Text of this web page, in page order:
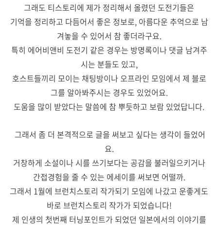
그래도 티스토리에 제가 정리해서 올렸던 도전기들은
기억을 정리하고 다듬어서 좋은 정보로, 아름다운 추억으로 남
겨놓을 수 있어서 참 좋더라구요.
특히 에어비앤비 도전기 같은 경우는 방명록이나 댓글 남겨주
시는 분들도 있고,
호스트들끼리 모이는 채팅방이나 오프라인 모임에서 제 블로
그를 알아봐주시는 경우도 있었어요.
도움을 많이 받았다는 말씀에 참 뿌듯하고 보람 있었답니다.
그래서 좀 더 본격적으로 글을 써보고 싶다는 생각이 들었어
요.
거창하게 소설이나 시를 쓰기보다는 공감을 불러일으키거나
간접경험을 줄 수 있는 에세이를 써보면 어떨까.
그래서 1월에 브런치스토리 작가되기 모임에 나갔고 운좋게도
바로 브런치스토리 작가가 되었습니다!
제 인생의 첫번째 터닝포인트가 되었던 일본에서의 이야기를